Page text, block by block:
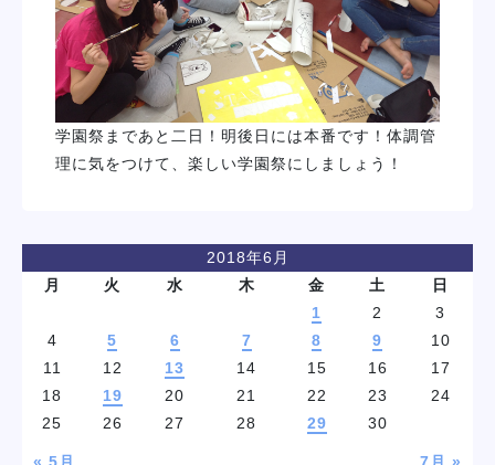
学園祭まであと二日！明後日には本番です！体調管
理に気をつけて、楽しい学園祭にしましょう！
2018年6月
月
火 水 木 金 土 日
« 5月 7月 »
1 2
3
4
5 6 7 8 9
10
11
12 13 14 15 16
17
18
19 20 21 22 23
24
25
26 27 28 29 30